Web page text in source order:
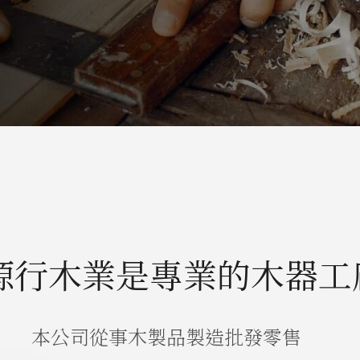
行木業是專業的木器
本公司從事木製品製造批發零售